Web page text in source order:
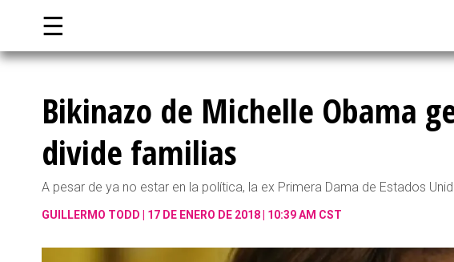
☰
Bikinazo de Michelle Obama
divide familias
A pesar de ya no estar en la política, la ex Primera Dama de Estados
GUILLERMO TODD 17 DE ENERO DE 2018 | 10:39 AM CST